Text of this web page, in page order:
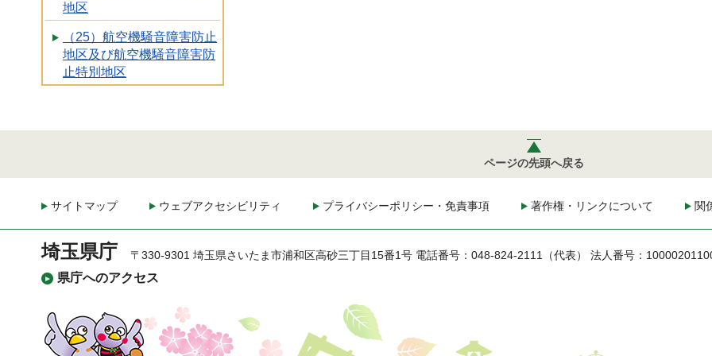
地区
（25）航空機騒音障害防止
地区及び航空機騒音障害防
止特別地区
ページの先頭へ戻る
サイトマップ ウェブアクセシビリティ プライバシーポリシー・免責事項 著作権・リンクについて 関
埼玉県庁
県庁へのアクセス
〒330-9301 埼玉県さいたま市浦和区高砂三丁目15番1号 電話番号：048-824-2111（代表） 法人番号：